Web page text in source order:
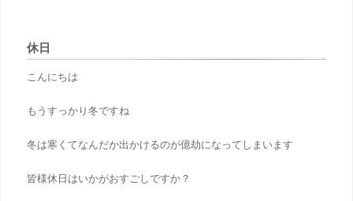
休日
こんにちは
もうすっかり冬ですね
冬は寒くてなんだか出かけるのが億劫になってしまいます
皆様休日はいかがおすごしですか？